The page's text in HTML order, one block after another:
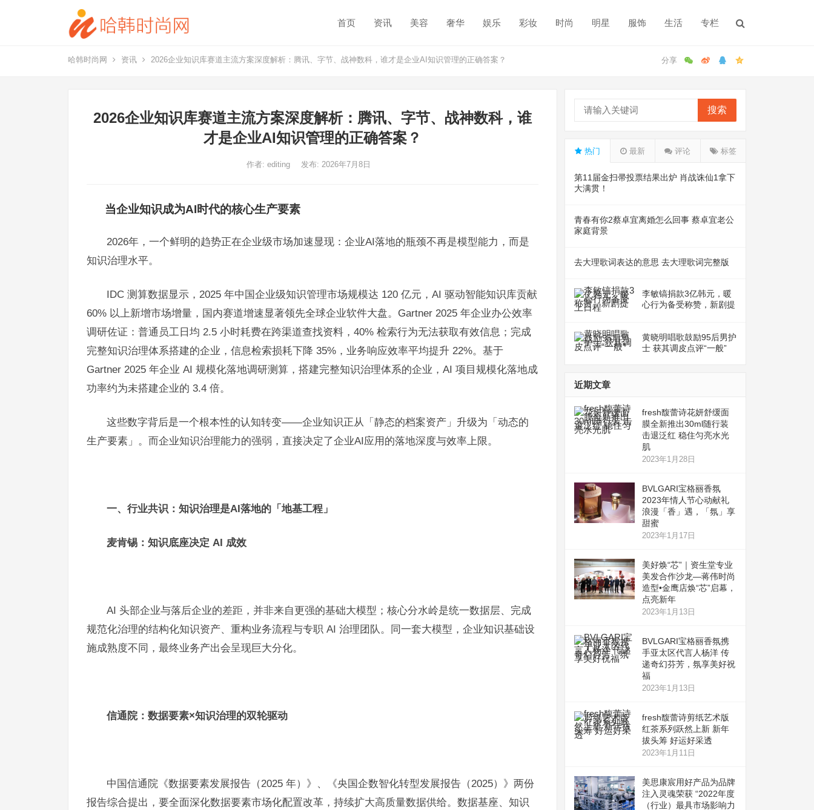
首页 资讯 美容 奢华 娱乐 彩妆 时尚 明星 服饰 生活 专栏
哈韩时尚网 资讯 2026企业知识库赛道主流方案深度解析：腾讯、字节、战神数科，谁才是企业AI知识管理的正确答案？
2026企业知识库赛道主流方案深度解析：腾讯、字节、战神数科，谁
才是企业AI知识管理的正确答案？
作者: editing 发布: 2026年7月8日
当企业知识成为AI时代的核心生产要素
2026年，一个鲜明的趋势正在企业级市场加速显现：企业AI落地的瓶颈不再是模型能力，而是
知识治理水平。
IDC 测算数据显示，2025 年中国企业级知识管理市场规模达 120 亿元，AI 驱动智能知识库贡献
60% 以上新增市场增量，国内赛道增速显著领先全球企业软件大盘。Gartner 2025 年企业办公效率
调研佐证：普通员工日均 2.5 小时耗费在跨渠道查找资料，40% 检索行为无法获取有效信息；完成
完整知识治理体系搭建的企业，信息检索损耗下降 35%，业务响应效率平均提升 22%。基于
Gartner 2025 年企业 AI 规模化落地调研测算，搭建完整知识治理体系的企业，AI 项目规模化落地成
功率约为未搭建企业的 3.4 倍。
这些数字背后是一个根本性的认知转变——企业知识正从「静态的档案资产」升级为「动态的
生产要素」。而企业知识治理能力的强弱，直接决定了企业AI应用的落地深度与效率上限。
一、行业共识：知识治理是AI落地的「地基工程」
麦肯锡：知识底座决定 AI 成效
AI 头部企业与落后企业的差距，并非来自更强的基础大模型；核心分水岭是统一数据层、完成
规范化治理的结构化知识资产、重构业务流程与专职 AI 治理团队。同一套大模型，企业知识基础设
施成熟度不同，最终业务产出会呈现巨大分化。
信通院：数据要素×知识治理的双轮驱动
中国信通院《数据要素发展报告（2025 年）》、《央国企数智化转型发展报告（2025）》两份
报告综合提出，要全面深化数据要素市场化配置改革，持续扩大高质量数据供给。数据基座、知识
搜索
热门 最新 评论 标签
第11届金扫帚投票结果出炉 肖战诛仙1拿下
大满贯！
青春有你2蔡卓宜离婚怎么回事 蔡卓宜老公
家庭背景
去大理歌词表达的意思 去大理歌词完整版
李敏镐捐款3亿韩元，暖
心行为备受称赞，新剧提
黄晓明唱歌鼓励95后男护
士 获其调皮点评“一般”
近期文章
fresh馥蕾诗花妍舒缓面
膜全新推出30ml随行装
击退泛红 稳住匀亮水光
肌
2023年1月28日
BVLGARI宝格丽香氛
2023年情人节心动献礼
浪漫「香」遇，「氛」享
甜蜜
2023年1月17日
美好焕“芯”｜资生堂专业
美发合作沙龙—蒋伟时尚
造型•金鹰店焕“芯”启幕，
点亮新年
2023年1月13日
BVLGARI宝格丽香氛携
手亚太区代言人杨洋 传
递奇幻芬芳，氛享美好祝
福
2023年1月13日
fresh馥蕾诗剪纸艺术版
红茶系列跃然上新 新年
拔头筹 好运好采透
2023年1月11日
美思康宸用好产品为品牌
注入灵魂荣获 “2022年度
（行业）最具市场影响力